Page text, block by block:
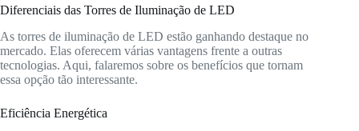
Diferenciais das Torres de Iluminação de LED
As torres de iluminação de LED estão ganhando destaque no
mercado. Elas oferecem várias vantagens frente a outras
tecnologias. Aqui, falaremos sobre os benefícios que tornam
essa opção tão interessante.
Eficiência Energética